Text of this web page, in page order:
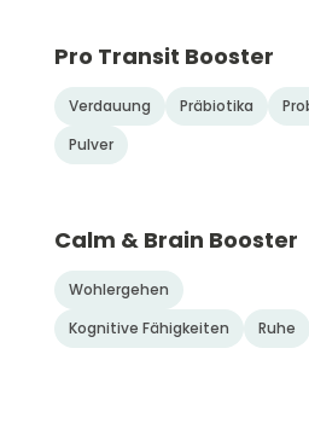
Pro Transit Booster
Verdauung Präbiotika
Pulver
Calm & Brain Booster
Wohlergehen
Kognitive Fähigkeiten
Ruhe